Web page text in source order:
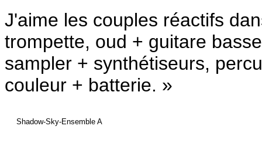
J'aime les couples réactifs
trompette, oud + guitare
sampler + synthétiseurs,
couleur + batterie. »
Shadow-Sky-Ensemble A